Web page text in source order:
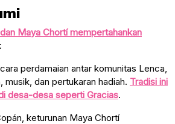
Maya Chortí mempertahankan
:
perdamaian antar komunitas Lenca,
musik, dan pertukaran hadiah. Tradisi ini
desa-desa seperti Gracias.
keturunan Maya Chortí